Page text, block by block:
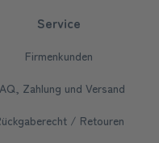
Service
Firmenkunden
Zahlung und Versand
/ Retouren